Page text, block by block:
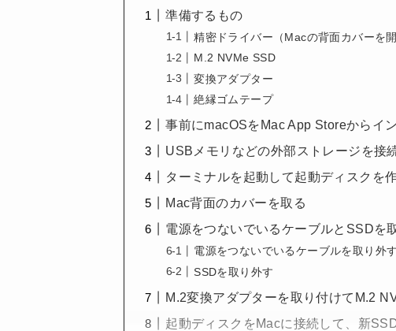
準備するもの
精密ドライバー（Macの背面カバーを
M.2 NVMe SSD
変換アダプター
絶縁ゴムテープ
事前にmacOSをMac App Storeからイ
USBメモリなどの外部ストレージを接
ターミナルを起動して起動ディスクを
Mac背面のカバーを取る
電源をつないでいるケーブルとSSDを
電源をつないでいるケーブルを取り外す
SSDを取り外す
M.2変換アダプターを取り付けてM.2
起動ディスクをMacに接続して、新